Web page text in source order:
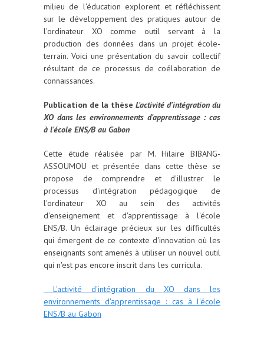
milieu de l'éducation explorent et réfléchissent
sur le développement des pratiques autour de
l'ordinateur XO comme outil servant à la
production des données dans un projet école-
terrain. Voici une présentation du savoir collectif
résultant de ce processus de coélaboration de
connaissances.
Publication de la thèse L'activité d'intégration du
XO dans les environnements d'apprentissage : cas
à l'école ENS/B au Gabon
Cette étude réalisée par M. Hilaire BIBANG-
ASSOUMOU et présentée dans cette thèse se
propose de comprendre et d'illustrer le
processus d'intégration pédagogique de
l'ordinateur XO au sein des activités
d'enseignement et d'apprentissage à l'école
ENS/B. Un éclairage précieux sur les difficultés
qui émergent de ce contexte d'innovation où les
enseignants sont amenés à utiliser un nouvel outil
qui n'est pas encore inscrit dans les curricula.
L'activité d'intégration du XO dans les
environnements d'apprentissage : cas à l'école
ENS/B au Gabon